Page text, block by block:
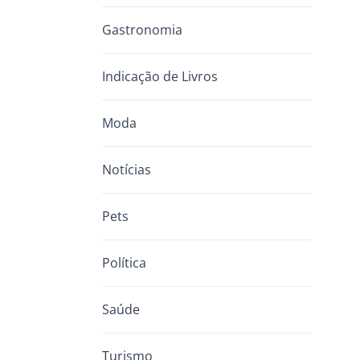
Gastronomia
Indicação de Livros
Moda
Notícias
Pets
Política
Saúde
Turismo